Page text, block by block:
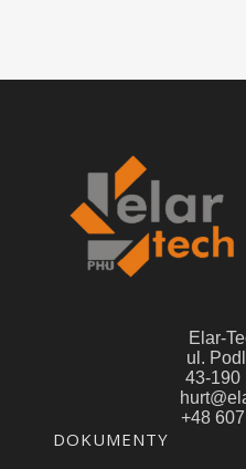
Elar-
ul.
43-190
+48
Linki w stopce
DOKUMENTY